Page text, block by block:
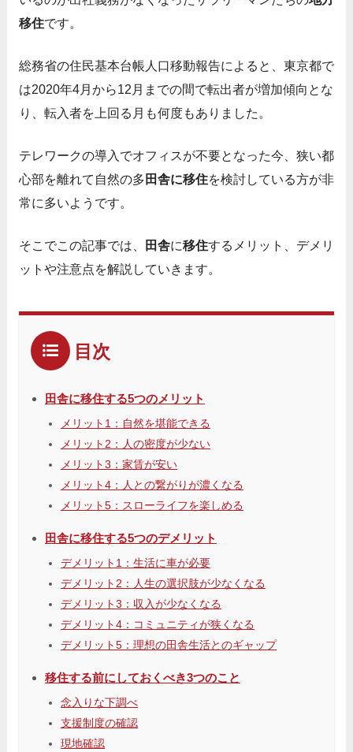
移住です。
総務省の住民基本台帳人口移動報告によると、東京都で
は2020年4月から12月までの間で転出者が増加傾向とな
り、転入者を上回る月も何度もありました。
テレワークの導入でオフィスが不要となった今、狭い都
心部を離れて自然の多 田舎に移住を検討している方が非
常に多いようです。
そこでこの記事では、 田舎に移住するメリット、デメリ
ットや注意点を解説していきます。
目次
田舎に移住する5つのメリット
メリット1：自然を堪能できる
メリット2：人の密度が少ない
メリット3：家賃が安い
メリット4：人との繋がりが濃くなる
メリット5：スローライフを楽しめる
田舎に移住する5つのデメリット
デメリット1：生活に車が必要
デメリット2：人生の選択肢が少なくなる
デメリット3：収入が少なくなる
デメリット4：コミュニティが狭くなる
デメリット5：理想の田舎生活とのギャップ
移住する前にしておくべき3つのこと
念入りな下調べ
支援制度の確認
現地確認